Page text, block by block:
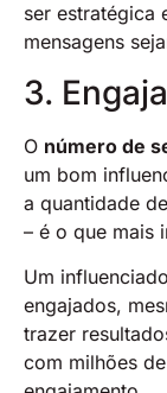
ser estratégica
mensagens
3.
O número de
um bom
a quantidade
– é o que mais
Um
engajados,
trazer
com milhões